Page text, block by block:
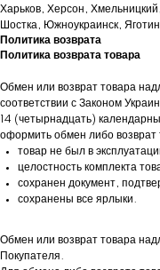
Харьков, Херсон,
Шостка, Южноукраинск,
Политика возврата
Политика возврата товара
Обмен или возврат товара
соответствии с Законом
14 (четырнадцать)
оформить обмен либо возврат
товар не был в
целостность комплекта
сохранен документ,
сохранены все ярлыки.
Обмен или возврат товара
Покупателя.